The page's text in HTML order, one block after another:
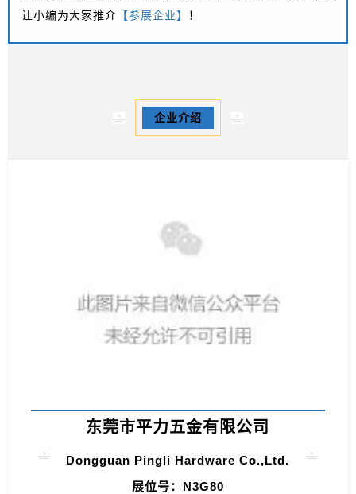
让小编为大家推介 【参展企业】 ！
企业介绍
东莞市平力五金有限公司
Dongguan Pingli Hardware Co.,Ltd.
展位号：N3G80